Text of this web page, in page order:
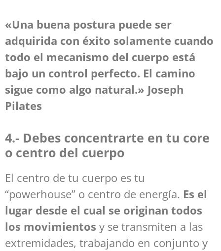
«Una buena postura puede ser
adquirida con éxito solamente cuando
todo el mecanismo del cuerpo está
bajo un control perfecto. El camino
sigue como algo natural.» Joseph
Pilates
4.- Debes concentrarte en tu core
o centro del cuerpo
El centro de tu cuerpo es tu
“powerhouse” o centro de energía. Es el
lugar desde el cual se originan todos
los movimientos y se transmiten a las
extremidades, trabajando en conjunto y